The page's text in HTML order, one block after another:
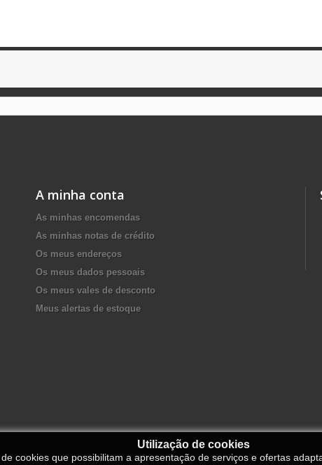
A minha conta
As minhas encomendas
As minhas notas de crédito
Os meus endereços
Os meus dados pessoais
Os meus vales de desconto
Meus alertas de estoque
Utilização de cookies
cookies que possibilitam a apresentação de serviços e ofertas